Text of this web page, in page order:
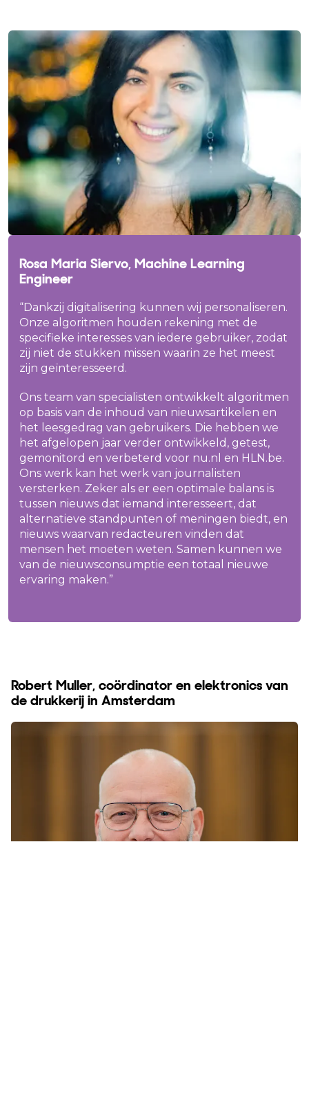
Rosa Maria Siervo, Machine Learning
Engineer
“Dankzij digitalisering kunnen wij personaliseren.
Onze algoritmen houden rekening met de
specifieke interesses van iedere gebruiker, zodat
zij niet de stukken missen waarin ze het meest
zijn geïnteresseerd.
Ons team van specialisten ontwikkelt algoritmen
op basis van de inhoud van nieuwsartikelen en
het leesgedrag van gebruikers. Die hebben we
het afgelopen jaar verder ontwikkeld, getest,
gemonitord en verbeterd voor nu.nl en HLN.be.
Ons werk kan het werk van journalisten
versterken. Zeker als er een optimale balans is
tussen nieuws dat iemand interesseert, dat
alternatieve standpunten of meningen biedt, en
nieuws waarvan redacteuren vinden dat
mensen het moeten weten. Samen kunnen we
van de nieuwsconsumptie een totaal nieuwe
ervaring maken.”
Robert Muller, coördinator en elektronics van
de drukkerij in Amsterdam